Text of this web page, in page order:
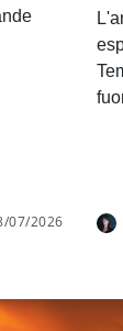
07/2026